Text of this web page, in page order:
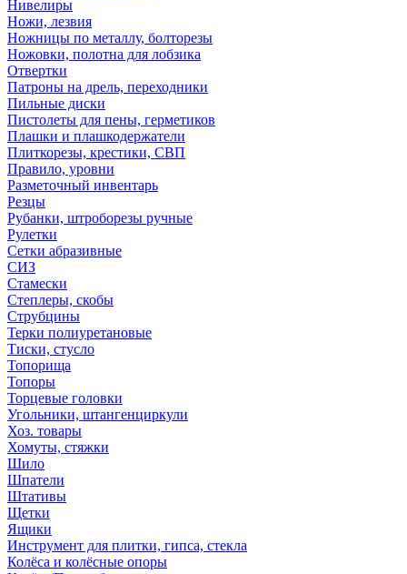
Нивелиры
Ножи, лезвия
Ножницы по металлу, болторезы
Ножовки, полотна для лобзика
Отвертки
Патроны на дрель, переходники
Пильные диски
Пистолеты для пены, герметиков
Плашки и плашкодержатели
Плиткорезы, крестики, СВП
Правило, уровни
Разметочный инвентарь
Резцы
Рубанки, штроборезы ручные
Рулетки
Сетки абразивные
СИЗ
Стамески
Степлеры, скобы
Струбцины
Терки полиуретановые
Тиски, стусло
Топорища
Топоры
Торцевые головки
Угольники, штангенциркули
Хоз. товары
Хомуты, стяжки
Шило
Шпатели
Штативы
Щетки
Ящики
Инструмент для плитки, гипса, стекла
Колёса и колёсные опоры